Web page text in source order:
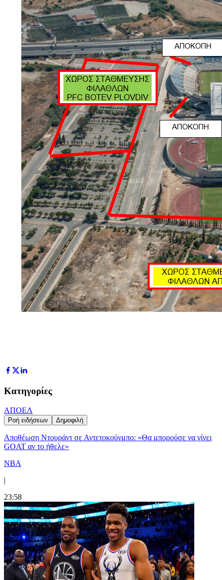
Κατηγορίες
ΑΠΟΕΛ
Ροή ειδήσεων Δημοφιλή
Αποθέωση Ντουράντ σε Αντετοκούνμπο: «Θα μπορούσε να γίνει
GOAT αν το ήθελε»
NBA
|
23:58